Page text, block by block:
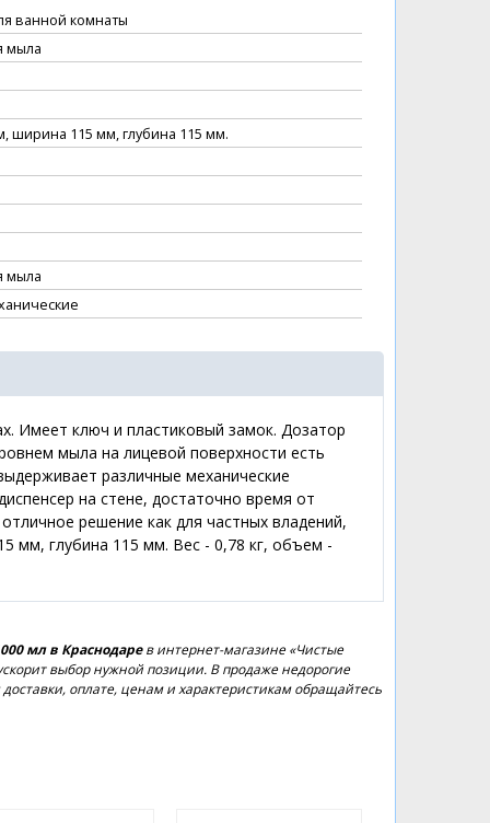
ванной комнаты
мыла
ширина 115 мм, глубина 115 мм.
мыла
Имеет ключ и пластиковый замок. Дозатор
мыла на лицевой поверхности есть
различные механические
на стене, достаточно время от
решение как для частных владений,
мм, глубина 115 мм. Вес - 0,78 кг, объем -
мл в Краснодарев интернет-магазине «Чистые
выбор нужной позиции. В продаже недорогие
оплате, ценам и характеристикам обращайтесь